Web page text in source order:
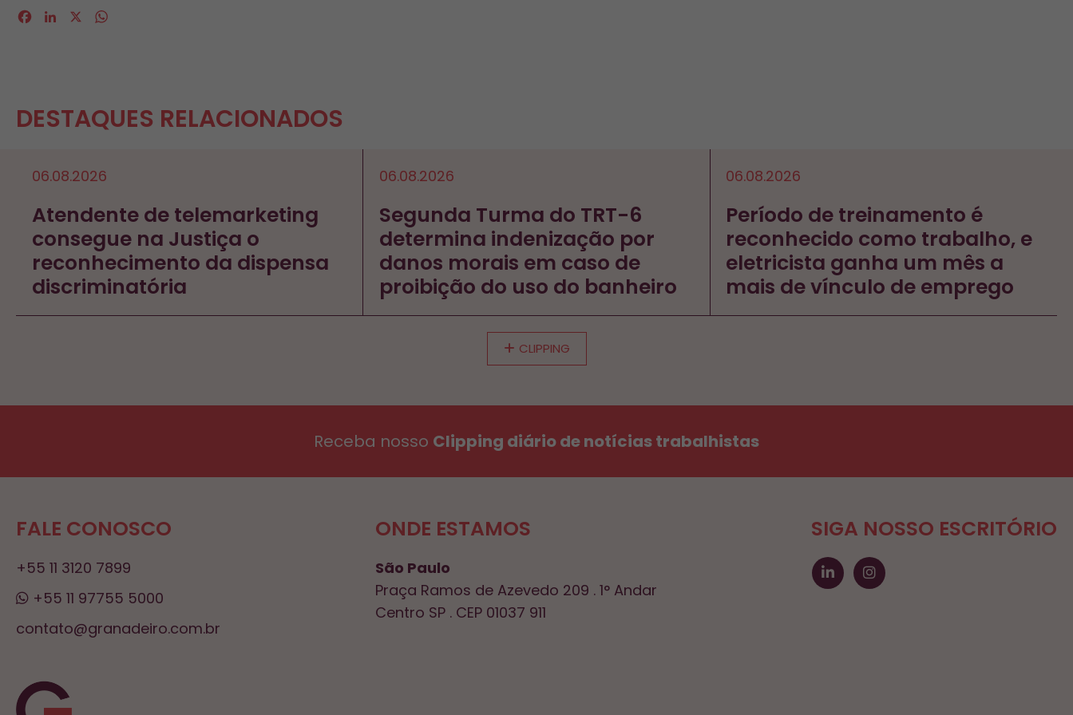
Facebook
LinkedIn
DESTAQUES RELACIONADOS
06.08.2026
Atendente de telemarketing
consegue na Justiça o
reconhecimento da dispensa
discriminatória
06.08.2026
Segunda Turma do TRT-6
determina indenização por
danos morais em caso de
proibição do uso do banheiro
06.08.2026
Período de treinamento é
reconhecido como trabalho, e
eletricista ganha um mês a
mais de vínculo de emprego
CLIPPING
Receba nosso Clipping diário de notícias trabalhistas
FALE CONOSCO
+55 11 3120 7899
+55 11 97755 5000
contato@granadeiro.com.br
ONDE ESTAMOS
São Paulo
Praça Ramos de Azevedo 209 . 1° Andar
Centro SP . CEP 01037 911
SIGA NOSSO ESCRITÓRIO